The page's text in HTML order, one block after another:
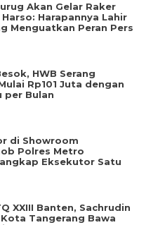
Akan Gelar Raker
Harapannya Lahir
Menguatkan Peran Pers
HWB Serang
Rp101 Juta dengan
per Bulan
di Showroom
Polres Metro
Eksekutor Satu
XXIII Banten, Sachrudin
Tangerang Bawa